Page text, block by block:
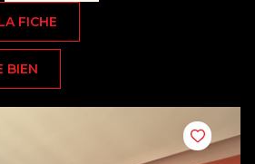
FICHE
BIEN